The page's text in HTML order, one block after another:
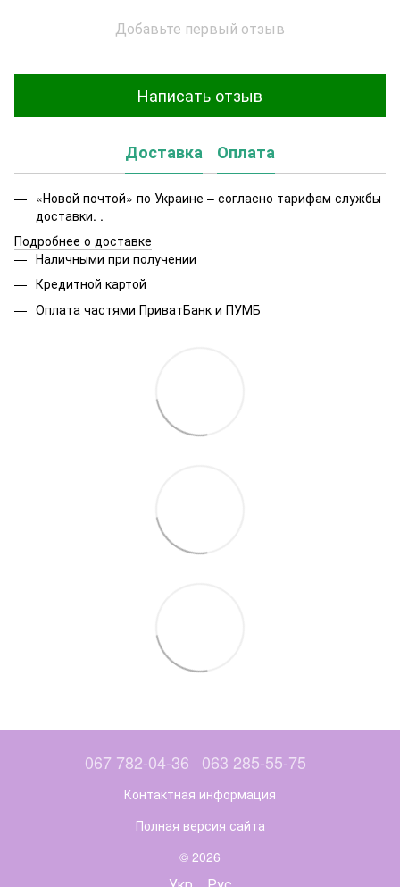
Добавьте первый отзыв
Написать отзыв
Доставка Оплата
«Новой почтой» по Украине – согласно тарифам службы
доставки. .
Подробнее о доставке
Наличными при получении
Кредитной картой
Оплата частями ПриватБанк и ПУМБ
067 782-04-36 063 285-55-75
Контактная информация
Полная версия сайта
© 2026